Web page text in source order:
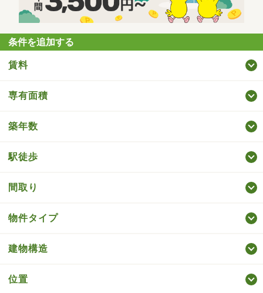
条件を追加する
賃料
専有面積
築年数
駅徒歩
間取り
物件タイプ
建物構造
位置